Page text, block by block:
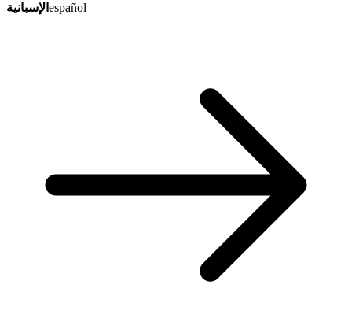
الإسبانية español